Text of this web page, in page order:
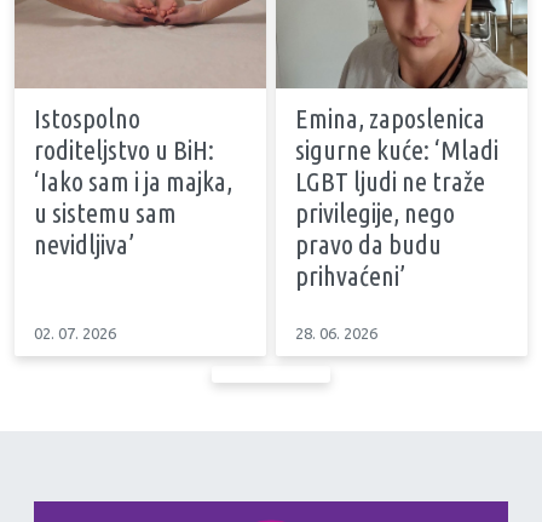
Istospolno
roditeljstvo u BiH:
‘Iako sam i ja majka,
u sistemu sam
nevidljiva’
02. 07. 2026
Emina, zaposlenica
sigurne kuće: ‘Mladi
LGBT ljudi ne traže
privilegije, nego
pravo da budu
prihvaćeni’
28. 06. 2026